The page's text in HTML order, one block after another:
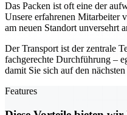
Das Packen ist oft eine der
Unsere erfahrenen Mitarbeiter
am neuen Standort unversehrt
Der Transport ist der zentrale
fachgerechte Durchführung –
damit Sie sich auf den
Features